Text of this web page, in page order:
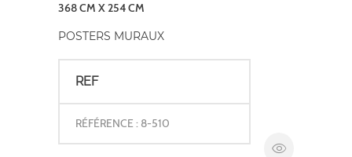
368 CM X 254 CM
POSTERS MURAUX
REF
RÉFÉRENCE : 8-510